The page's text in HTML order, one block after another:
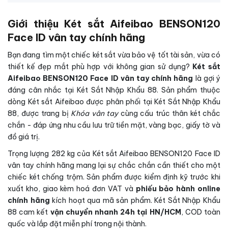
Giới thiệu Két sắt Aifeibao BENSON120
Face ID vân tay chính hãng
Bạn đang tìm một chiếc két sắt vừa bảo vệ tốt tài sản, vừa có
thiết kế đẹp mắt phù hợp với không gian sử dụng? Két sắt
Aifeibao BENSON120 Face ID vân tay chính hãng là gợi ý
đáng cân nhắc tại Két Sắt Nhập Khẩu 88. Sản phẩm thuộc
dòng Két sắt Aifeibao được phân phối tại Két Sắt Nhập Khẩu
88, được trang bị Khóa vân taycùng cấu trúc thân két chắc
chắn - đáp ứng nhu cầu lưu trữ tiền mặt, vàng bạc, giấy tờ và
đồ giá trị.
Trọng lượng 282 kg của Két sắt Aifeibao BENSON120 Face ID
vân tay chính hãng mang lại sự chắc chắn cần thiết cho một
chiếc két chống trộm. Sản phẩm được kiểm định kỹ trước khi
xuất kho, giao kèm hoá đơn VAT và phiếu bảo hành online
chính hãng kích hoạt qua mã sản phẩm. Két Sắt Nhập Khẩu
88 cam kết vận chuyển nhanh 24h tại HN/HCM, COD toàn
quốc và lắp đặt miễn phí trong nội thành.